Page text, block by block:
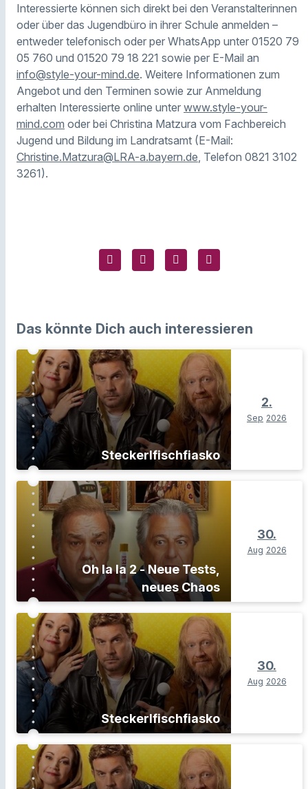
Interessierte können sich direkt bei den Veranstalterinnen
oder über das Jugendbüro in ihrer Schule anmelden –
entweder telefonisch oder per WhatsApp unter 01520 79
05 760 und 01520 79 18 221 sowie per E-Mail an
info@style-your-mind.de. Weitere Informationen zum
Angebot und den Terminen sowie zur Anmeldung
erhalten Interessierte online unter www.style-your-
mind.com oder bei Christina Matzura vom Fachbereich
Jugend und Bildung im Landratsamt (E-Mail:
Christine.Matzura@LRA-a.bayern.de , Telefon 0821 3102
3261).
Das könnte Dich auch interessieren
Steckerlfischfiasko
2.
Sep 2026
Oh la la 2 - Neue Tests,
neues Chaos
30.
Aug 2026
Steckerlfischfiasko
30.
Aug 2026